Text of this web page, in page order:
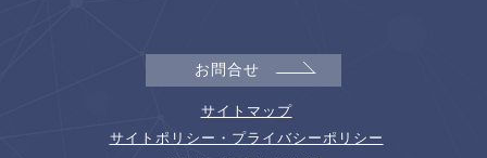
お問合せ
サイトマップ
サイトポリシー・プライバシーポリシー